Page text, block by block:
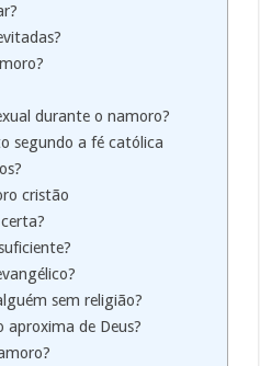
durante o namoro?
segundo a fé católica
cristão
sem religião?
aproxima de Deus?